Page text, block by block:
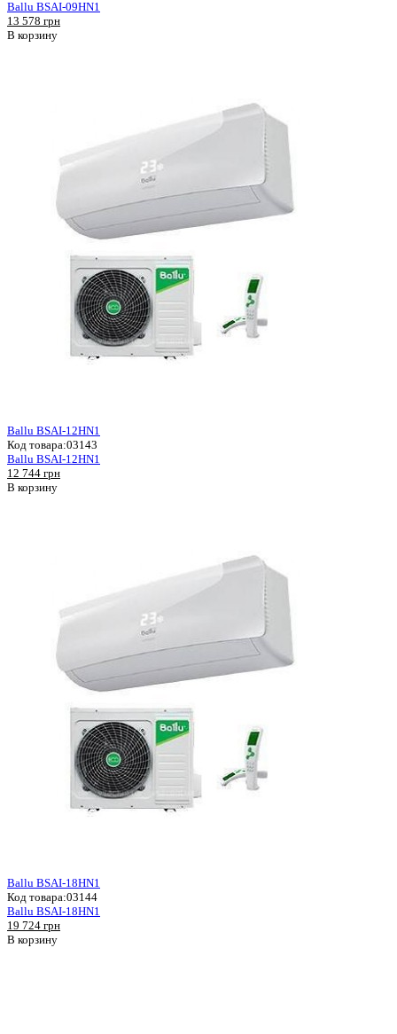
Ballu BSAI-09HN1
13 578 грн
В корзину
Ballu BSAI-12HN1
Код товара:03143
Ballu BSAI-12HN1
12 744 грн
В корзину
Ballu BSAI-18HN1
Код товара:03144
Ballu BSAI-18HN1
19 724 грн
В корзину